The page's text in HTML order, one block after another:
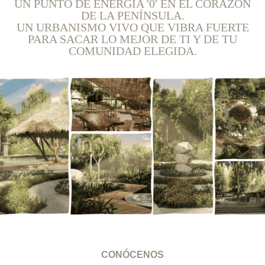
UN PUNTO DE ENERGÍA '0' EN EL CORAZÓN
DE LA PENÍNSULA.
UN URBANISMO VIVO QUE VIBRA FUERTE
PARA SACAR LO MEJOR DE TI Y DE TU
COMUNIDAD ELEGIDA.
CONÓCENOS